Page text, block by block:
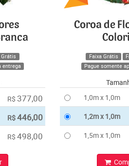
Grátis
entrega
R$ 377,00
R$446,00
R$ 498,00
Coroa de
Faixa Grátis
Pague somente
1,0m x 1,0m
1,2m x 1,0m
1,5m x 1,0m